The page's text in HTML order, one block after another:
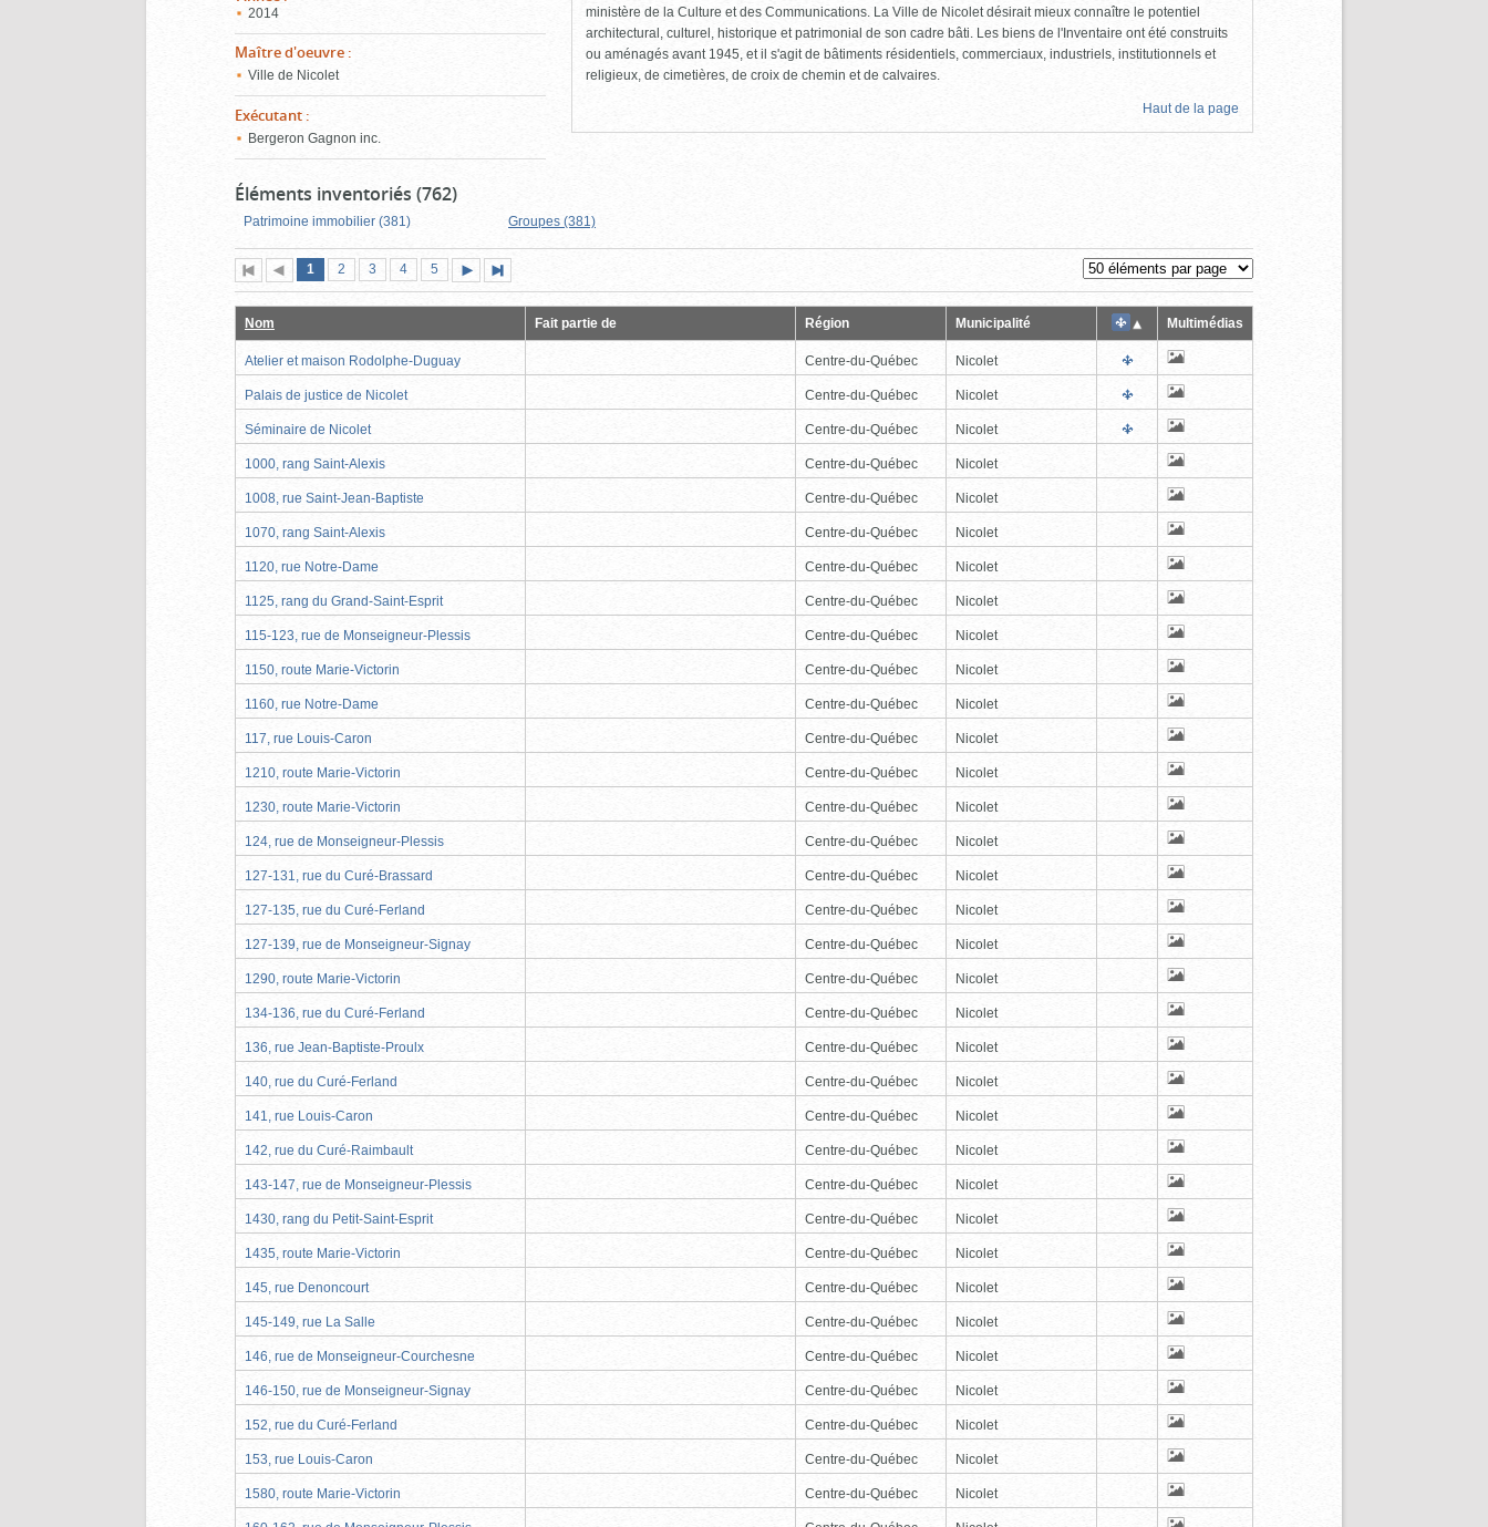
2014
Maître d'oeuvre :
Ville de Nicolet
Exécutant :
Bergeron Gagnon inc.
ministère de la Culture et des Communications. La Ville de Nicolet désirait mieux connaître le potentiel
architectural, culturel, historique et patrimonial de son cadre bâti. Les biens de l'Inventaire ont été construits
ou aménagés avant 1945, et il s'agit de bâtiments résidentiels, commerciaux, industriels, institutionnels et
religieux, de cimetières, de croix de chemin et de calvaires.
Haut de la page
Éléments inventoriés (762)
Patrimoine immobilier (381) Groupes (381)
Première
page
Page
précédente
Page
1 (page
actuelle)
Page
2 Page
3 Page
4 Page
5
suivante
page
Nom Fait partie de Région Municipalité Multimédias
Atelier et maison Rodolphe-Duguay Centre-du-Québec Nicolet
Palais de justice de Nicolet Centre-du-Québec Nicolet
Séminaire de Nicolet Centre-du-Québec Nicolet
1000, rang Saint-Alexis Centre-du-Québec Nicolet
1008, rue Saint-Jean-Baptiste Centre-du-Québec Nicolet
1070, rang Saint-Alexis Centre-du-Québec Nicolet
1120, rue Notre-Dame Centre-du-Québec Nicolet
1125, rang du Grand-Saint-Esprit Centre-du-Québec Nicolet
115-123, rue de Monseigneur-Plessis Centre-du-Québec Nicolet
1150, route Marie-Victorin Centre-du-Québec Nicolet
1160, rue Notre-Dame Centre-du-Québec Nicolet
117, rue Louis-Caron Centre-du-Québec Nicolet
1210, route Marie-Victorin Centre-du-Québec Nicolet
1230, route Marie-Victorin Centre-du-Québec Nicolet
124, rue de Monseigneur-Plessis Centre-du-Québec Nicolet
127-131, rue du Curé-Brassard Centre-du-Québec Nicolet
127-135, rue du Curé-Ferland Centre-du-Québec Nicolet
127-139, rue de Monseigneur-Signay Centre-du-Québec Nicolet
1290, route Marie-Victorin Centre-du-Québec Nicolet
134-136, rue du Curé-Ferland Centre-du-Québec Nicolet
136, rue Jean-Baptiste-Proulx Centre-du-Québec Nicolet
140, rue du Curé-Ferland Centre-du-Québec Nicolet
141, rue Louis-Caron Centre-du-Québec Nicolet
142, rue du Curé-Raimbault Centre-du-Québec Nicolet
143-147, rue de Monseigneur-Plessis Centre-du-Québec Nicolet
1430, rang du Petit-Saint-Esprit Centre-du-Québec Nicolet
1435, route Marie-Victorin Centre-du-Québec Nicolet
145, rue Denoncourt Centre-du-Québec Nicolet
145-149, rue La Salle Centre-du-Québec Nicolet
146, rue de Monseigneur-Courchesne Centre-du-Québec Nicolet
146-150, rue de Monseigneur-Signay Centre-du-Québec Nicolet
152, rue du Curé-Ferland Centre-du-Québec Nicolet
153, rue Louis-Caron Centre-du-Québec Nicolet
1580, route Marie-Victorin Centre-du-Québec Nicolet